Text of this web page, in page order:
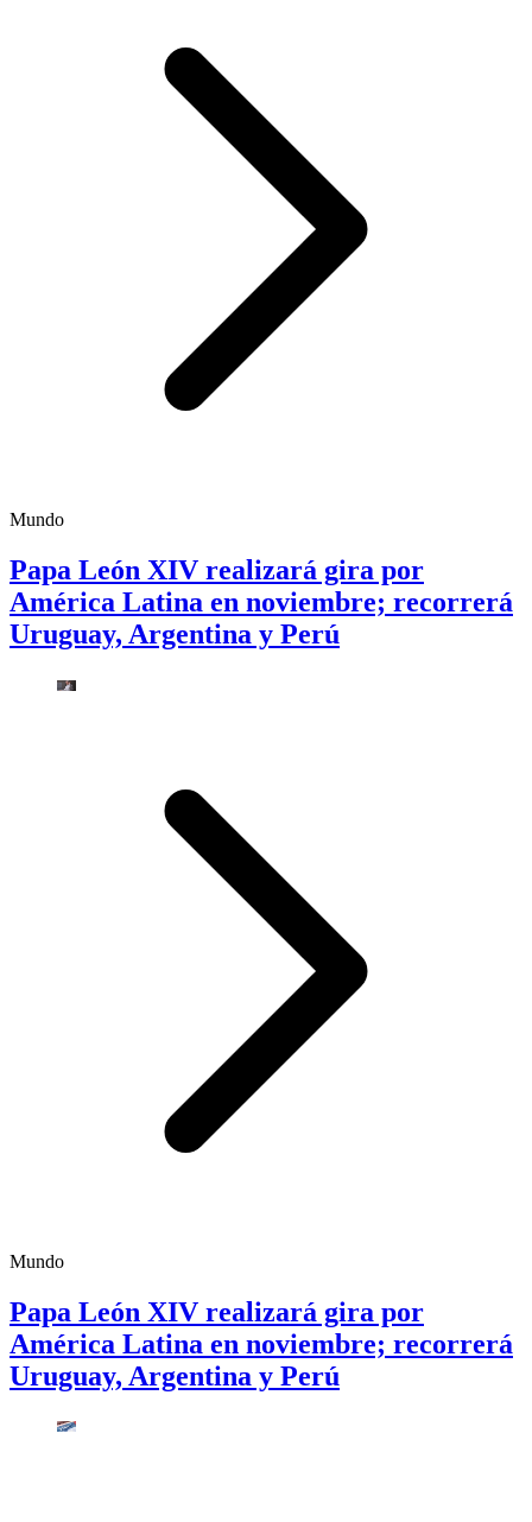
Mundo
Papa León XIV realizará gira por
América Latina en noviembre; recorrerá
Uruguay, Argentina y Perú
Mundo
Papa León XIV realizará gira por
América Latina en noviembre; recorrerá
Uruguay, Argentina y Perú